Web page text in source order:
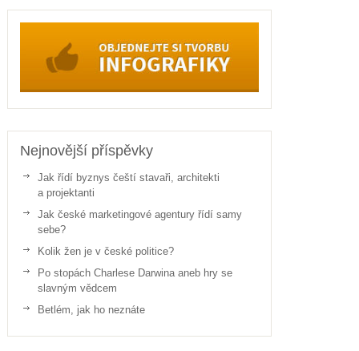
Nejnovější příspěvky
Jak řídí byznys čeští stavaři, architekti
a projektanti
Jak české marketingové agentury řídí samy
sebe?
Kolik žen je v české politice?
Po stopách Charlese Darwina aneb hry se
slavným vědcem
Betlém, jak ho neznáte